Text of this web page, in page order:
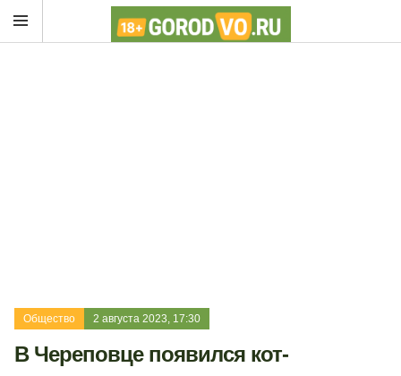
Общество 2 августа 2023, 17:30
В Череповце появился кот-